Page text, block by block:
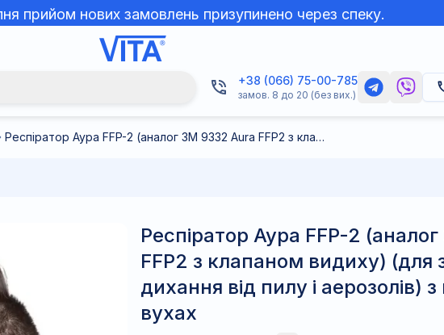
прийом нових замовлень призупинено через спеку.
+38 (066) 75-00-785
замов. 8 до 20 (без вих.)
Респіратор Аура FFP-2 (аналог 3М 9332 Aura FFP2 з клапаном видиху) (для захисту органів дихання від пилу і аерозолів) з кріпленням на вухах
Респіратор Аура FFP-2
FFP2 з клапаном видиху) (для
дихання від пилу і аерозолів)
вухах